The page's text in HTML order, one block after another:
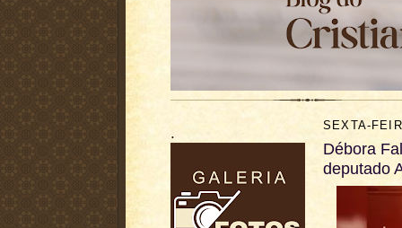
. SEXTA-
Débora
deputado